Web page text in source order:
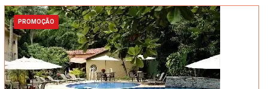
PROMOÇÃO